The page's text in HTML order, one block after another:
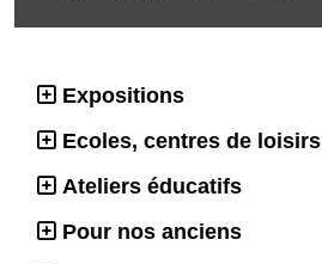
Expositions
Ecoles, centres de loisirs
Ateliers éducatifs
Pour nos anciens